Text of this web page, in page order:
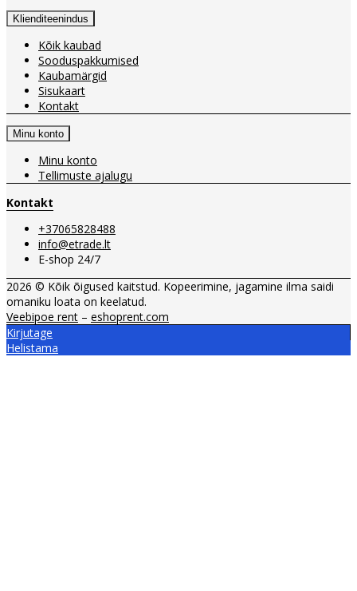
Klienditeenindus
Kõik kaubad
Sooduspakkumised
Kaubamärgid
Sisukaart
Kontakt
Minu konto
Minu konto
Tellimuste ajalugu
Kontakt
+37065828488
info@etrade.lt
E-shop 24/7
2026 © Kõik õigused kaitstud. Kopeerimine, jagamine ilma saidi
omaniku loata on keelatud.
Veebipoe rent – eshoprent.com
Kirjutage
Helistama